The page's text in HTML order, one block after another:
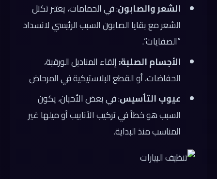
الشعر والصابون: في الحمامات، يعتبر تكتل
الشعر مع بقايا الصابون السبب الرئيسي لانسداد
“الصفايات”.
الأجسام الصلبة:إلقاء المناديل الورقية،
الحفاضات، أو القطع البلاستيكية في المرحاض
عيوب التأسيس: في بعض الأحيان، يكون
السبب هو خطأ في تركيب الأنابيب أو ميلها غير
المناسب منذ البداية.